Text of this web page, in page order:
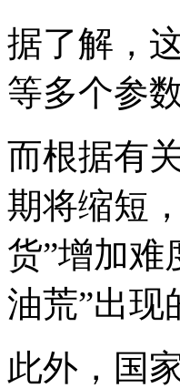
据了解，
等多个参
而根据有
期将缩短
货”增加难
油荒”出现
此外，国